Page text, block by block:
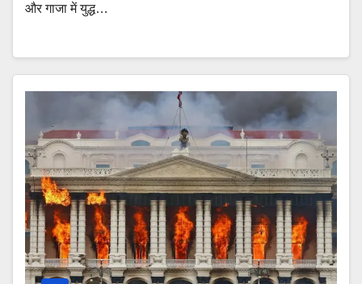
और गाजा में युद्ध…